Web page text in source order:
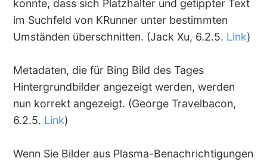
konnte, dass sich Platzhalter und getippter Text
im Suchfeld von KRunner unter bestimmten
Umständen überschnitten. (Jack Xu, 6.2.5. Link)
Metadaten, die für Bing Bild des Tages
Hintergrundbilder angezeigt werden, werden
nun korrekt angezeigt. (George Travelbacon,
6.2.5. Link)
Wenn Sie Bilder aus Plasma-Benachrichtigungen